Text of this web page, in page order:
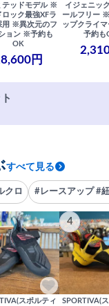
テッドモデル ※
ロック最強XFラ
用 ※異次元のフ
ョン ※予約も
OK
円
イジェニッ
ールフリー
ップクライ
予約も
すべて見る
クロ #レースアップ #
スポルティ
4
SPORTIVA(